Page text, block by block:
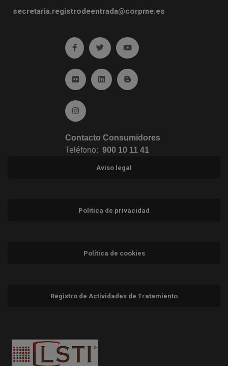
secretaria.registrodeentrada@corpme.es
Ir a facebook (abre en ventana nueva)
Ir a twitter (abre en ventana nueva)
Ir a YouTube (abre en
Ir a Flickr (abre en ventana nueva)
Ir a Linkedin (abre en ventana nueva)
Ir al Blog (abre en ventana
Ir a Instagram (abre en ventana nueva)
Contacto Consumidores
Teléfono: 900 10 11 41
Aviso legal
Política de privacidad
Política de cookies
Registro de Actividades de Tratamiento